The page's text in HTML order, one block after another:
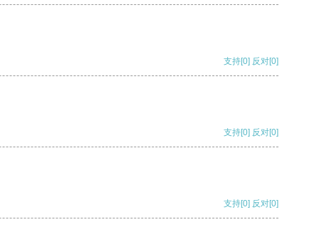
支持[0] 反对[0]
支持[0] 反对[0]
支持[0] 反对[0]